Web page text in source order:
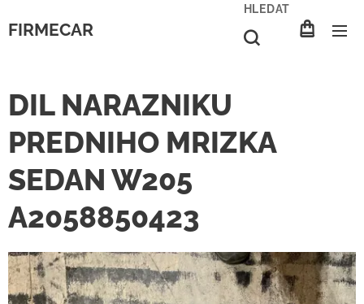
FIRMECAR
HLEDAT
DIL NARAZNIKU
PREDNIHO MRIZKA
SEDAN W205
A2058850423